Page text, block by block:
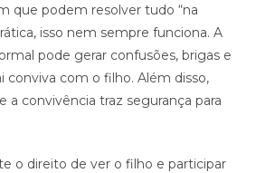
que podem resolver tudo “na
isso nem sempre funciona. A
pode gerar confusões, brigas e
conviva com o filho. Além disso,
a convivência traz segurança para
o direito de ver o filho e participar